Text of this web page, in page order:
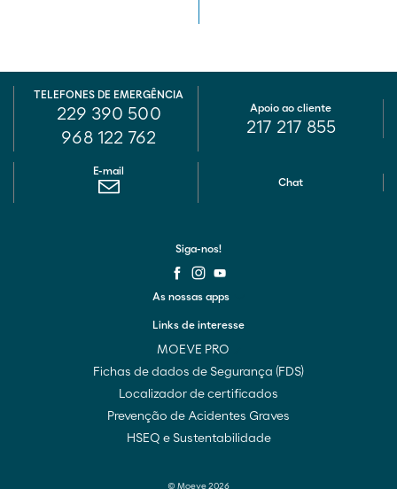
TELEFONES DE EMERGÊNCIA
229 390 500
968 122 762
E-mail
Chat
Apoio ao cliente
217 217 855
Links de interesse
MOEVE PRO
Fichas de dados de Segurança (FDS)
Localizador de certificados
Prevenção de Acidentes Graves
HSEQ e Sustentabilidade
As nossas apps
Siga-nos!
© Moeve 2026